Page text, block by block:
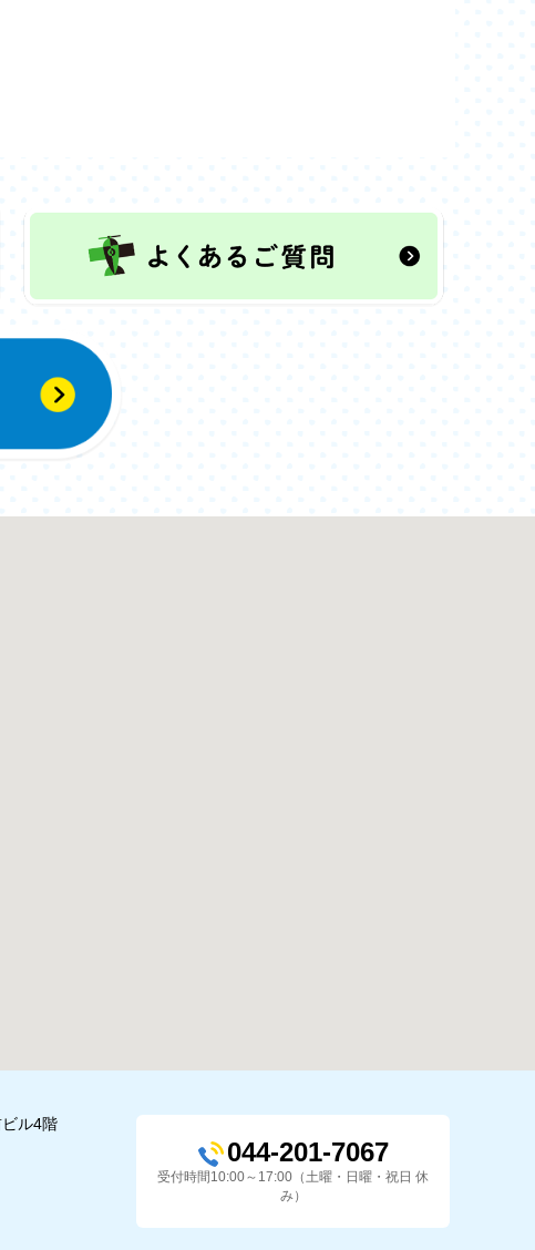
ル4階
044-201-7067
受付時間10:00～17:00（土曜・日曜・祝日 休
み）